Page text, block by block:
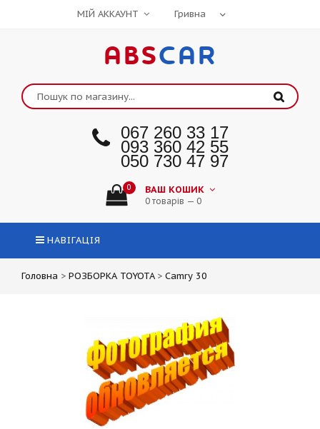
МІЙ АККАУНТ
ABSCAR
067 260 33 17
093 360 42 55
050 730 47 97
0 ВАШ КОШИК
0 товарів — 0
НАВІГАЦІЯ
Головна > РОЗБОРКА TOYOTA > Camry 30